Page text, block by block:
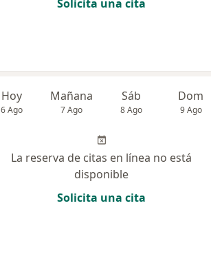
Solicita una cita
Hoy
6 Ago
Mañana
7 Ago
Sáb
8 Ago
Dom
9 Ago
La reserva de citas en línea no está
disponible
Solicita una cita